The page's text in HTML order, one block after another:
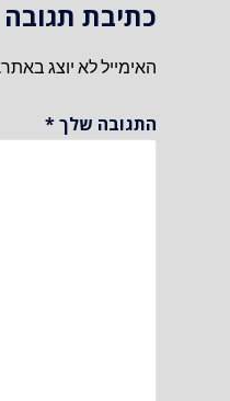
כתיבת תגובה
האימייל לא יוצג באתר.
התגובה שלך*